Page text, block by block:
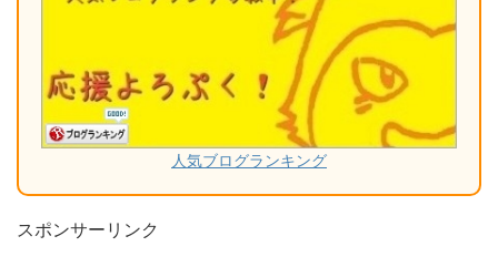
人気ブログランキング
スポンサーリンク